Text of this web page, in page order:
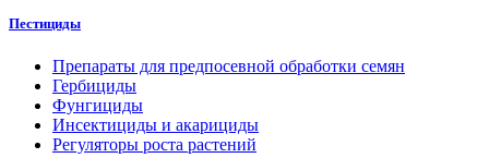
Пестициды
Препараты для предпосевной обработки семян
Гербициды
Фунгициды
Инсектициды и акарициды
Регуляторы роста растений